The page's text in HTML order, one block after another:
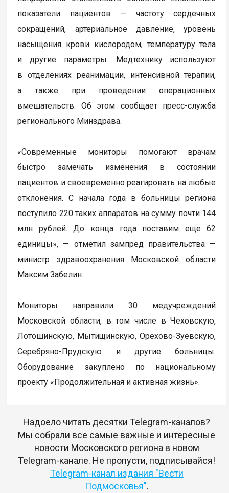
показатели пациентов — частоту сердечных
сокращений, артериальное давление, уровень
насыщения крови кислородом, температуру тела
и другие параметры. Медтехнику используют
в отделениях реанимации, интенсивной терапии,
а также при проведении операционных
вмешательств. Об этом сообщает пресс-служба
регионального Минздрава.
«Современные мониторы помогают врачам
быстро замечать изменения в состоянии
пациентов и своевременно реагировать на любые
отклонения. С начала года в больницы региона
поступило 220 таких аппаратов на сумму почти 144
млн рублей. До конца года поставим еще 62
единицы», — отметил зампред правительства —
министр здравоохранения Московской области
Максим Забелин.
Мониторы направили 30 медучреждений
Московской области, в том числе в Чеховскую,
Лотошинскую, Мытищинскую, Орехово-Зуевскую,
Серебряно-Прудскую и другие больницы.
Оборудование закуплено по национальному
проекту «Продолжительная и активная жизнь».
Надоело читать десятки Telegram-каналов?
Мы собрали все самые важные и интересные
новости Московского региона в новом
Telegram-канале. Не пропусти, подписывайся!
Telegram-канал издания "Вести
Подмосковья".